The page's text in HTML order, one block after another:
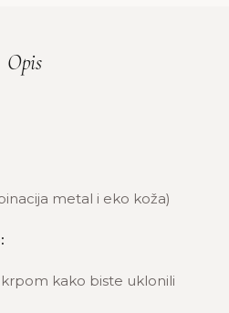
Opis
metal i eko koža)
kako biste uklonili